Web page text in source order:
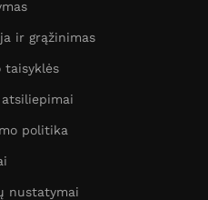
ir grąžinimas
taisyklės
politika
nustatymai